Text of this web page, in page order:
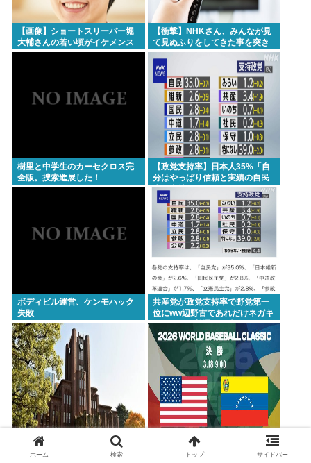
【画像】ショートスリーパー堀
大輔さんの若い頃がイケメンス
ギルと話題にwww
【衝撃】NHKさん、みんなが見
て見ぬふりをしてきた事を突き
付けてしまう･･････････！！
樹里と中学生のカーセクロス完
全版。捜索進展した！
【政党支持率】日本人35%「自
分はやっぱり信頼と実績の自民
党を支持します」
ボディビル運営、ケンモハック
失敗
共産党が政党支持率で野党第一
位にww辺野古であれだけネガキ
ャンしてた普通の日本人たち激
怒へ..
【動画像】ミス東大が可愛いと
話題に
アメリカ大統領として原爆の日
に日本に来てくれたのって「オ
バマ」さんだけだよね…
ホーム 検索 トップ サイドバー